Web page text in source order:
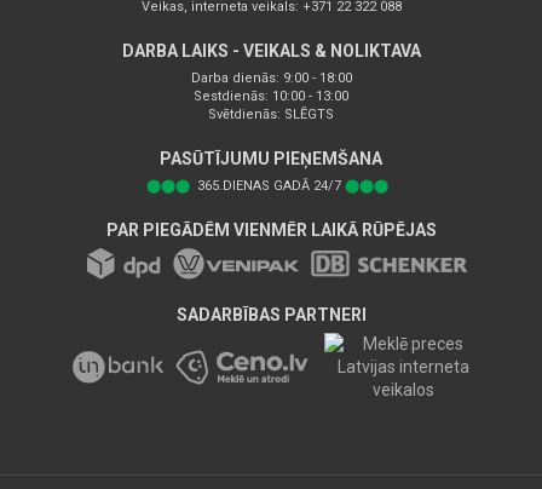
Veikas, interneta veikals: +371 22 322 088
DARBA LAIKS - VEIKALS & NOLIKTAVA
Darba dienās: 9:00 - 18:00
Sestdienās: 10:00 - 13:00
Svētdienās: SLĒGTS
PASŪTĪJUMU PIEŅEMŠANA
⬤⬤⬤ 365.DIENAS GADĀ 24/7 ⬤⬤⬤
PAR PIEGĀDĒM VIENMĒR LAIKĀ RŪPĒJAS
SADARBĪBAS PARTNERI